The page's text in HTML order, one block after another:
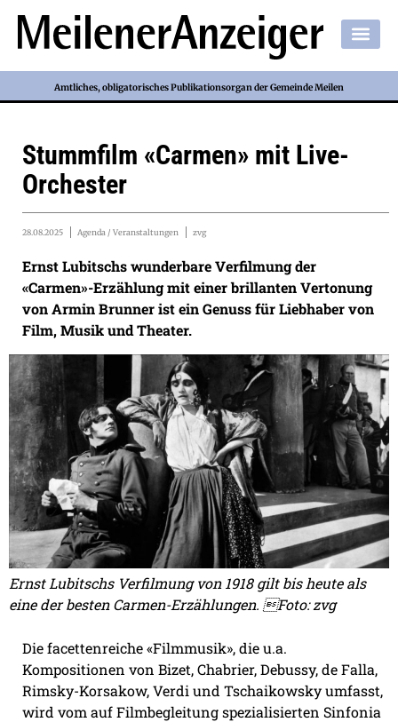
Amtliches, obligatorisches Publikationsorgan der Gemeinde Meilen
Stummfilm «Carmen» mit Live-
Orchester
28.08.2025 Agenda / Veranstaltungen zvg
Ernst Lubitschs wunderbare Verfilmung der
«Carmen»-Erzählung mit einer brillanten Vertonung
von Armin Brunner ist ein Genuss für Liebhaber von
Film, Musik und Theater.
Ernst Lubitschs Verfilmung von 1918 gilt bis heute als
eine der besten Carmen-Erzählungen. Foto: zvg
Die facettenreiche «Filmmusik», die u.a.
Kompositionen von Bizet, Chabrier, Debussy, de Falla,
Rimsky-Korsakow, Verdi und Tschaikowsky umfasst,
wird vom auf Filmbegleitung spezialisierten Sinfonia